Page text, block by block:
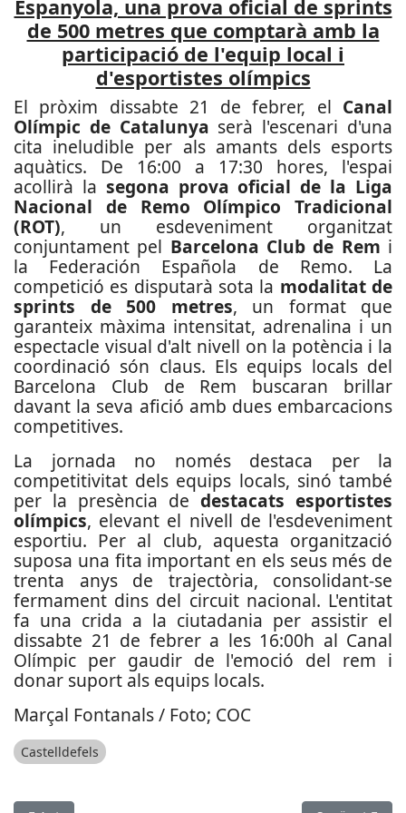
Espanyola, una prova oficial de sprints
de 500 metres que comptarà amb la
participació de l'equip local i
d'esportistes olímpics
El pròxim dissabte 21 de febrer, el Canal
Olímpic de Catalunya serà l'escenari d'una
cita ineludible per als amants dels esports
aquàtics. De 16:00 a 17:30 hores, l'espai
acollirà la segona prova oficial de la Liga
Nacional de Remo Olímpico Tradicional
(ROT), un esdeveniment organitzat
conjuntament pel Barcelona Club de Rem i
la Federación Española de Remo. La
competició es disputarà sota la modalitat de
sprints de 500 metres, un format que
garanteix màxima intensitat, adrenalina i un
espectacle visual d'alt nivell on la potència i la
coordinació són claus. Els equips locals del
Barcelona Club de Rem buscaran brillar
davant la seva afició amb dues embarcacions
competitives.
La jornada no només destaca per la
competitivitat dels equips locals, sinó també
per la presència de destacats esportistes
olímpics, elevant el nivell de l'esdeveniment
esportiu. Per al club, aquesta organització
suposa una fita important en els seus més de
trenta anys de trajectòria, consolidant-se
fermament dins del circuit nacional. L'entitat
fa una crida a la ciutadania per assistir el
dissabte 21 de febrer a les 16:00h al Canal
Olímpic per gaudir de l'emoció del rem i
donar suport als equips locals.
Marçal Fontanals / Foto; COC
Castelldefels